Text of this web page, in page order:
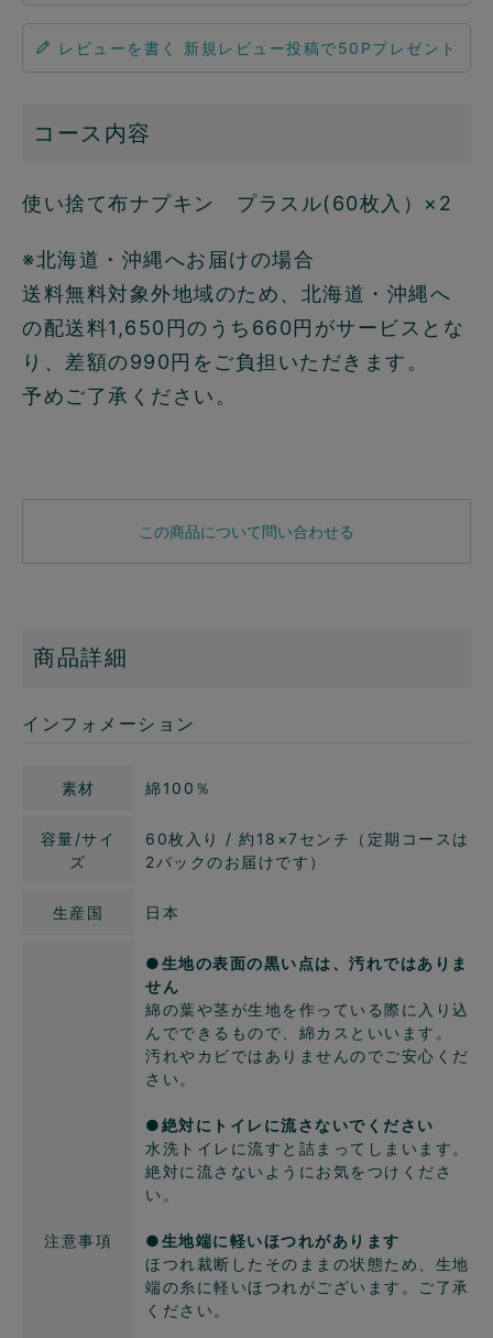
レビューを書く
コース内容
使い捨て布ナプキン プラスル(60枚入）×2
※北海道・沖縄へお届けの場合
送料無料対象外地域のため、北海道・沖縄へ
の配送料1,650円のうち660円がサービスとな
り、差額の990円をご負担いただきます。
予めご了承ください。
この商品について問い合わせる
商品詳細
インフォメーション
素材 綿100％
容量/サイ
ズ
60枚入り / 約18×7センチ（定期コースは
2パックのお届けです）
生産国 日本
注意事項
●生地の表面の黒い点は、汚れではありま
せん
綿の葉や茎が生地を作っている際に入り込
んでできるもので、綿カスといいます。
汚れやカビではありませんのでご安心くだ
さい。
●絶対にトイレに流さないでください
水洗トイレに流すと詰まってしまいます。
絶対に流さないようにお気をつけくださ
い。
●生地端に軽いほつれがあります
ほつれ裁断したそのままの状態ため、生地
端の糸に軽いほつれがございます。ご了承
ください。